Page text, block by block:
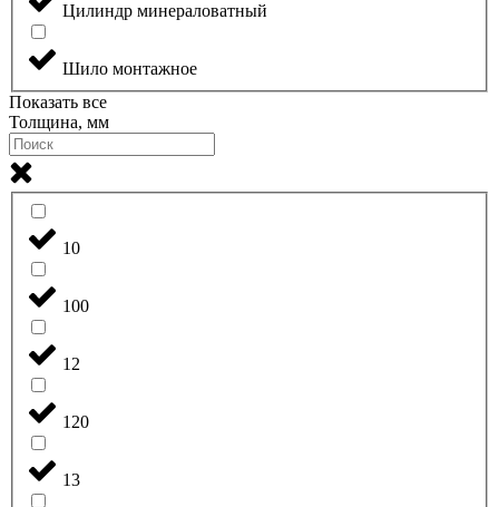
Цилиндр минераловатный
Шило монтажное
Показать все
Толщина, мм
10
100
12
120
13